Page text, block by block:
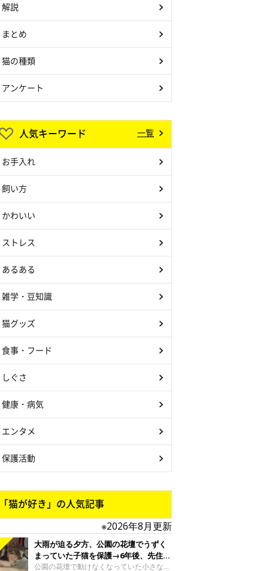
解説
まとめ
猫の種類
アンケート
人気キーワード 一覧
お手入れ
飼い方
かわいい
ストレス
あるある
雑学・豆知識
猫グッズ
食事・フード
しぐさ
健康・病気
エンタメ
保護活動
「猫が好き」の人気記事
※2026年8月更新
大雨が迫る夕方、公園の花壇でうずく
まっていた子猫を保護→6年後、先住猫
と“姉妹”のような関係に
公園の花壇で動けなくなっていた小さな子